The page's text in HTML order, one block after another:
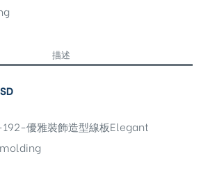
描述
優雅裝飾造型線板Elegant